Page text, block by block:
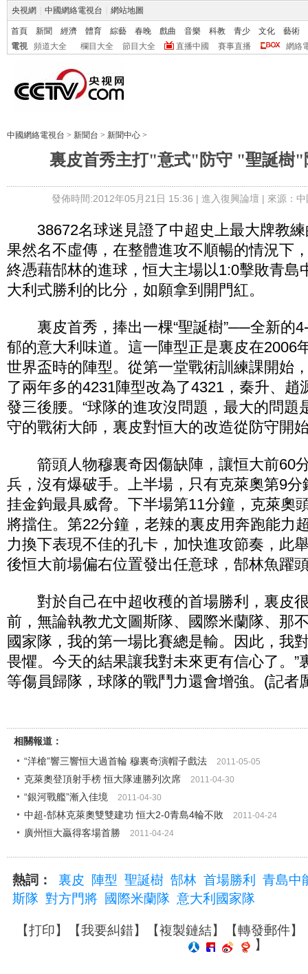
央視網 中國網絡電視台 網站地圖
首頁 新聞 經濟 體育 綜藝 春晚 戲曲 音樂 科教 青少 文化
藝術
電視
頻道大全 欄目大全 節目大全 直播中國 賽事直播 網絡
中國網絡電視台 > 新聞台 > 新聞中心 >
裏皮首秀主打"意式"防守 "聖誕樹"
發佈時間:2012年05月21日 15:36 | 進入復興論壇 | 來源：
38672名球迷見證了中超史上最大牌教練
果然名不虛傳，在整體進攻不順暢的情況下
終憑藉郜林的進球，恒大主場以1:0擊敗青島
大利式勝利的比分，如願拿到開門紅。
裏皮首秀，捧出一棵“聖誕樹”──全新的
郁的意大利味道。這一陣型正是裏皮在2006
世界盃時的陣型。從第一堂戰術訓練課開始
了兩年多的4231陣型改為了4321，秦升、趙
發三後腰。“球隊的進攻沒問題，最大的問題
守的戰術大師，裏皮對恒大的改造從防守開
箭頭人物穆裏奇因傷缺陣，讓恒大前60
兵，沒有爆破手。上半場，只有克萊奧第9
挂金鉤最具威脅。下半場第11分鐘，克萊奧
將擋住。第22分鐘，老辣的裏皮用奔跑能力
力換下表現不佳的孔卡，加快進攻節奏，此
後恒大前場偏右位置發出任意球，郜林魚躍
對於自己在中超收穫的首場勝利，裏皮很
前，無論執教尤文圖斯隊、國際米蘭隊、那
國家隊，我的第一場比賽總是輸。因此，我
畏懼。今天的結果讓我對未來更有信心了。”
等傷員歸隊，球隊的戰鬥力還會增強。(記者
相關報道：
“洋槍”響三響恒大過首輪 穆裏奇演帽子戲法
2011-05-05
克萊奧登頂射手榜 恒大隊連勝列次席 2011-04-30
“銀河戰艦”漸入佳境 2011-04-30
中超-郜林克萊奧雙雙建功 恒大2-0青島4輪不敗 2011-04-24
廣州恒大贏得客場首勝 2011-04-24
熱詞： 裏皮 陣型 聖誕樹 郜林 首場勝利
青島中
斯隊 對方門將 國際米蘭隊 意大利國家隊
【打印】【我要糾錯】【複製鏈結】【轉發郵件】
】